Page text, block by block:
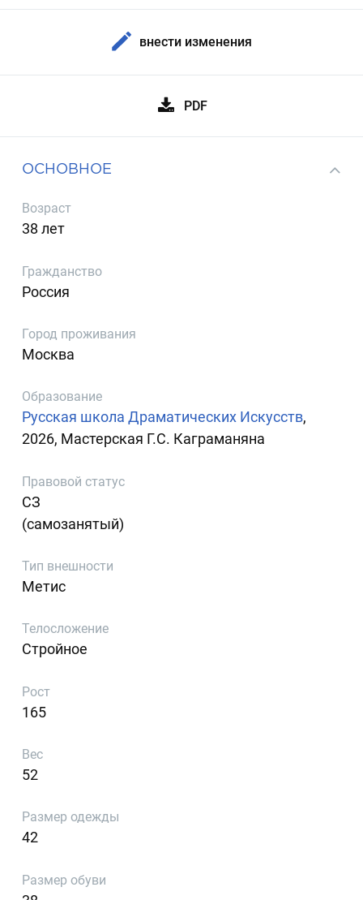
внести изменения
PDF
ОСНОВНОЕ
Возраст
38 лет
Гражданство
Россия
Город проживания
Москва
Образование
Русская школа Драматических Искусств,
2026, Мастерская Г.С. Каграманяна
Правовой статус
СЗ
(самозанятый)
Тип внешности
Метис
Телосложение
Стройное
Рост
165
Вес
52
Размер одежды
42
Размер обуви